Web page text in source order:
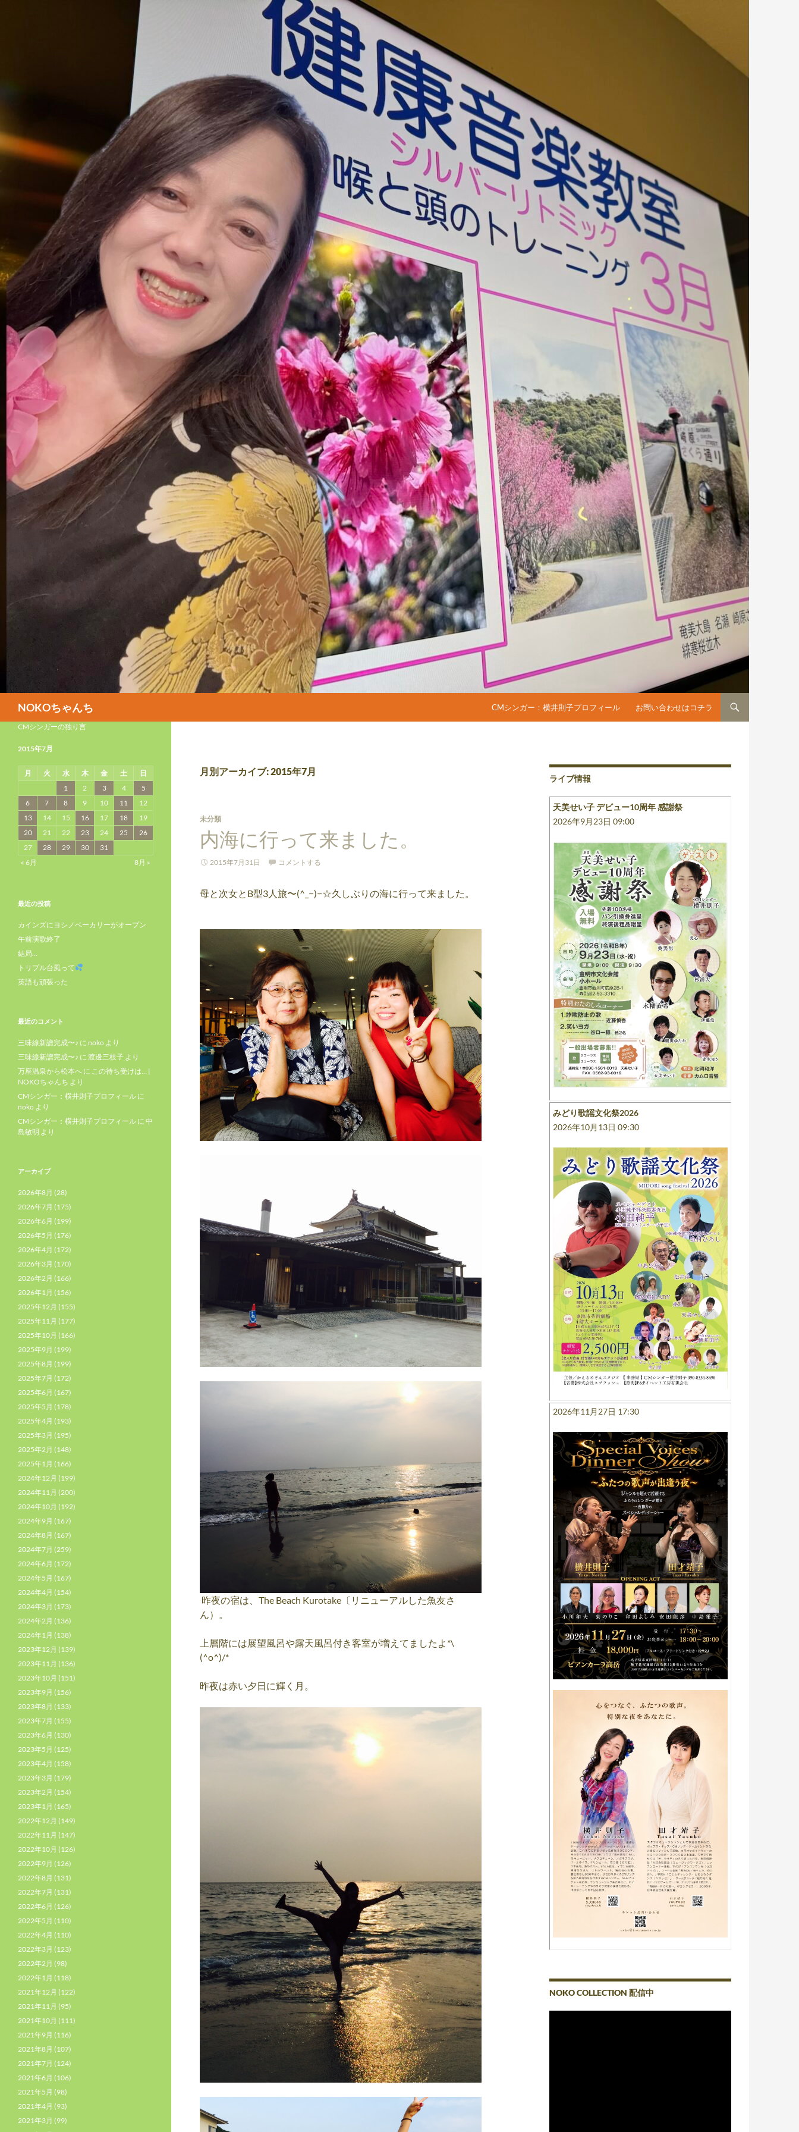
NOKOちゃんち
CMシンガー：横井則子プロフィール
お問い合わせはコチラ
月別アーカイブ: 2015年7月
未分類
内海に行って来ました。
2015年7月31日 コメントする
母と次女とB型3人旅〜(^_−)−☆久しぶりの海に行って来ました。
昨夜の宿は、The Beach Kurotake〔リニューアルした魚友さ
ん）。
上層階には展望風呂や露天風呂付き客室が増えてましたよ*\
(^o^)/*
昨夜は赤い夕日に輝く月。
ライブ情報
天美せい子 デビュー10周年 感謝祭
2026年9月23日 09:00
みどり歌謡文化祭2026
2026年10月13日 09:30
2026年11月27日 17:30
NOKO COLLECTION 配信中
CMシンガーの独り言
2015年7月
月 火 水 木 金 土
日
1
2 3 4
5
6
7 8 9 10 11
12
13
14 15 16 17 18
19
20
21 22 23 24 25
26
27
28 29 30
31
« 6月
8月 »
最近の投稿
カインズにヨシノベーカリーがオープン
午前演歌終了
結局…
トリプル台風って
英語も頑張った
最近のコメント
三味線新譜完成〜♪ に noko より
三味線新譜完成〜♪ に 渡邊三枝子 より
万座温泉から松本へ に この待ち受けは… |
NOKOちゃんち より
CMシンガー：横井則子プロフィール に
noko より
CMシンガー：横井則子プロフィール に 中
島敏明 より
アーカイブ
2026年8月 (28)
2026年7月 (175)
2026年6月 (199)
2026年5月 (176)
2026年4月 (172)
2026年3月 (170)
2026年2月 (166)
2026年1月 (156)
2025年12月 (155)
2025年11月 (177)
2025年10月 (166)
2025年9月 (199)
2025年8月 (199)
2025年7月 (172)
2025年6月 (167)
2025年5月 (178)
2025年4月 (193)
2025年3月 (195)
2025年2月 (148)
2025年1月 (166)
2024年12月 (199)
2024年11月 (200)
2024年10月 (192)
2024年9月 (167)
2024年8月 (167)
2024年7月 (259)
2024年6月 (172)
2024年5月 (167)
2024年4月 (154)
2024年3月 (173)
2024年2月 (136)
2024年1月 (138)
2023年12月 (139)
2023年11月 (136)
2023年10月 (151)
2023年9月 (156)
2023年8月 (133)
2023年7月 (155)
2023年6月 (130)
2023年5月 (125)
2023年4月 (158)
2023年3月 (179)
2023年2月 (154)
2023年1月 (165)
2022年12月 (149)
2022年11月 (147)
2022年10月 (126)
2022年9月 (126)
2022年8月 (131)
2022年7月 (131)
2022年6月 (126)
2022年5月 (110)
2022年4月 (110)
2022年3月 (123)
2022年2月 (98)
2022年1月 (118)
2021年12月 (122)
2021年11月 (95)
2021年10月 (111)
2021年9月 (116)
2021年8月 (107)
2021年7月 (124)
2021年6月 (106)
2021年5月 (98)
2021年4月 (93)
2021年3月 (99)